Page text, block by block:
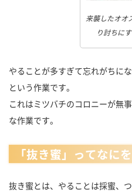
来襲したオオ
り討ちに
やることが多すぎて忘れがちに
という作業です。
これはミツバチのコロニーが無
な作業です。
「抜き蜜」ってなに
抜き蜜とは、やることは採蜜、